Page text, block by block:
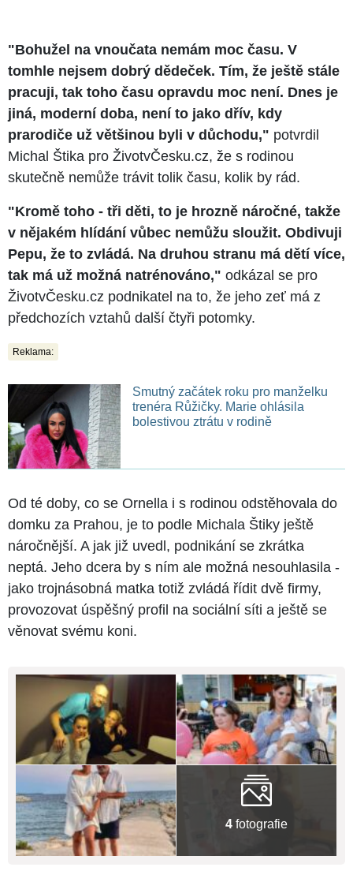
"Bohužel na vnoučata nemám moc času. V
tomhle nejsem dobrý dědeček. Tím, že ještě stále
pracuji, tak toho času opravdu moc není. Dnes je
jiná, moderní doba, není to jako dřív, kdy
prarodiče už většinou byli v důchodu," potvrdil
Michal Štika pro ŽivotvČesku.cz, že s rodinou
skutečně nemůže trávit tolik času, kolik by rád.
"Kromě toho - tři děti, to je hrozně náročné, takže
v nějakém hlídání vůbec nemůžu sloužit. Obdivuji
Pepu, že to zvládá. Na druhou stranu má dětí více,
tak má už možná natrénováno," odkázal se pro
ŽivotvČesku.cz podnikatel na to, že jeho zeť má z
předchozích vztahů další čtyři potomky.
Reklama:
Smutný začátek roku pro manželku
trenéra Růžičky. Marie ohlásila
bolestivou ztrátu v rodině
Od té doby, co se Ornella i s rodinou odstěhovala do
domku za Prahou, je to podle Michala Štiky ještě
náročnější. A jak již uvedl, podnikání se zkrátka
neptá. Jeho dcera by s ním ale možná nesouhlasila -
jako trojnásobná matka totiž zvládá řídit dvě firmy,
provozovat úspěšný profil na sociální síti a ještě se
věnovat svému koni.
4 fotografie